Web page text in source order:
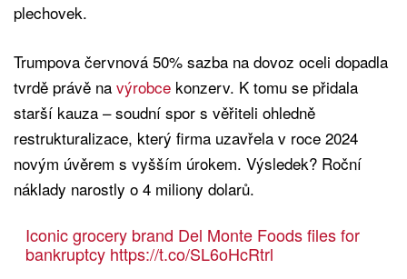
plechovek.
Trumpova červnová 50% sazba na dovoz oceli dopadla
tvrdě právě na výrobce konzerv. K tomu se přidala
starší kauza – soudní spor s věřiteli ohledně
restrukturalizace, který firma uzavřela v roce 2024
novým úvěrem s vyšším úrokem. Výsledek? Roční
náklady narostly o 4 miliony dolarů.
Iconic grocery brand Del Monte Foods files for
bankruptcy https://t.co/SL6oHcRtrl